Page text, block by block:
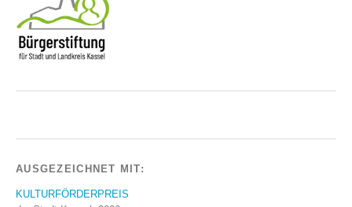
AUSGEZEICHNET MIT:
KULTURFÖRDERPREIS